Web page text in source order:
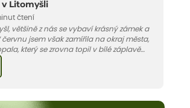
Litomyšli
čtení
většině z nás se vybaví krásný zámek a
červnu jsem však zamířila na okraj města,
který se zrovna topil v bílé záplavě
jak tento jedinečný kus krajiny vznikl.